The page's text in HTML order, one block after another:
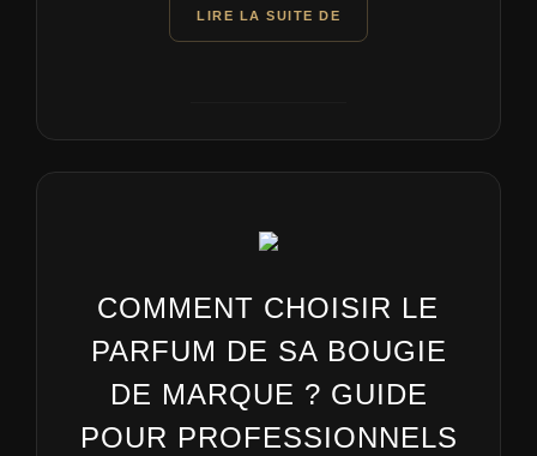
LIRE LA SUITE DE
COMMENT CHOISIR LE
PARFUM DE SA BOUGIE
DE MARQUE ? GUIDE
POUR PROFESSIONNELS